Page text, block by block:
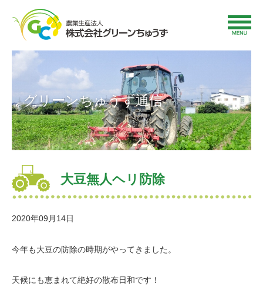
グリーンちゅうず通信
大豆無人ヘリ防除
2020年09月14日
今年も大豆の防除の時期がやってきました。
天候にも恵まれて絶好の散布日和です！